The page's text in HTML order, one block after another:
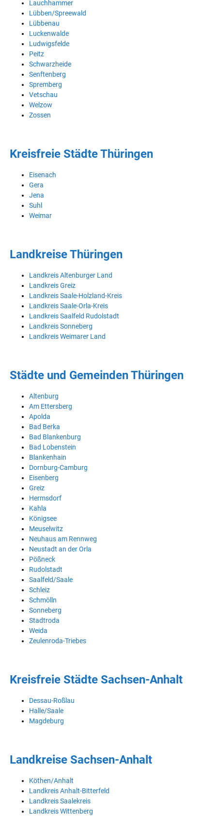
Lauchhammer
Lübben/Spreewald
Lübbenau
Luckenwalde
Ludwigsfelde
Peitz
Schwarzheide
Senftenberg
Spremberg
Vetschau
Welzow
Zossen
Kreisfreie Städte Thüringen
Eisenach
Gera
Jena
Suhl
Weimar
Landkreise Thüringen
Landkreis Altenburger Land
Landkreis Greiz
Landkreis Saale-Holzland-Kreis
Landkreis Saale-Orla-Kreis
Landkreis Saalfeld Rudolstadt
Landkreis Sonneberg
Landkreis Weimarer Land
Städte und Gemeinden Thüringen
Altenburg
Am Ettersberg
Apolda
Bad Berka
Bad Blankenburg
Bad Lobenstein
Blankenhain
Dornburg-Camburg
Eisenberg
Greiz
Hermsdorf
Kahla
Königsee
Meuselwitz
Neuhaus am Rennweg
Neustadt an der Orla
Pößneck
Rudolstadt
Saalfeld/Saale
Schleiz
Schmölln
Sonneberg
Stadtroda
Weida
Zeulenroda-Triebes
Kreisfreie Städte Sachsen-Anhalt
Dessau-Roßlau
Halle/Saale
Magdeburg
Landkreise Sachsen-Anhalt
Köthen/Anhalt
Landkreis Anhalt-Bitterfeld
Landkreis Saalekreis
Landkreis Wittenberg